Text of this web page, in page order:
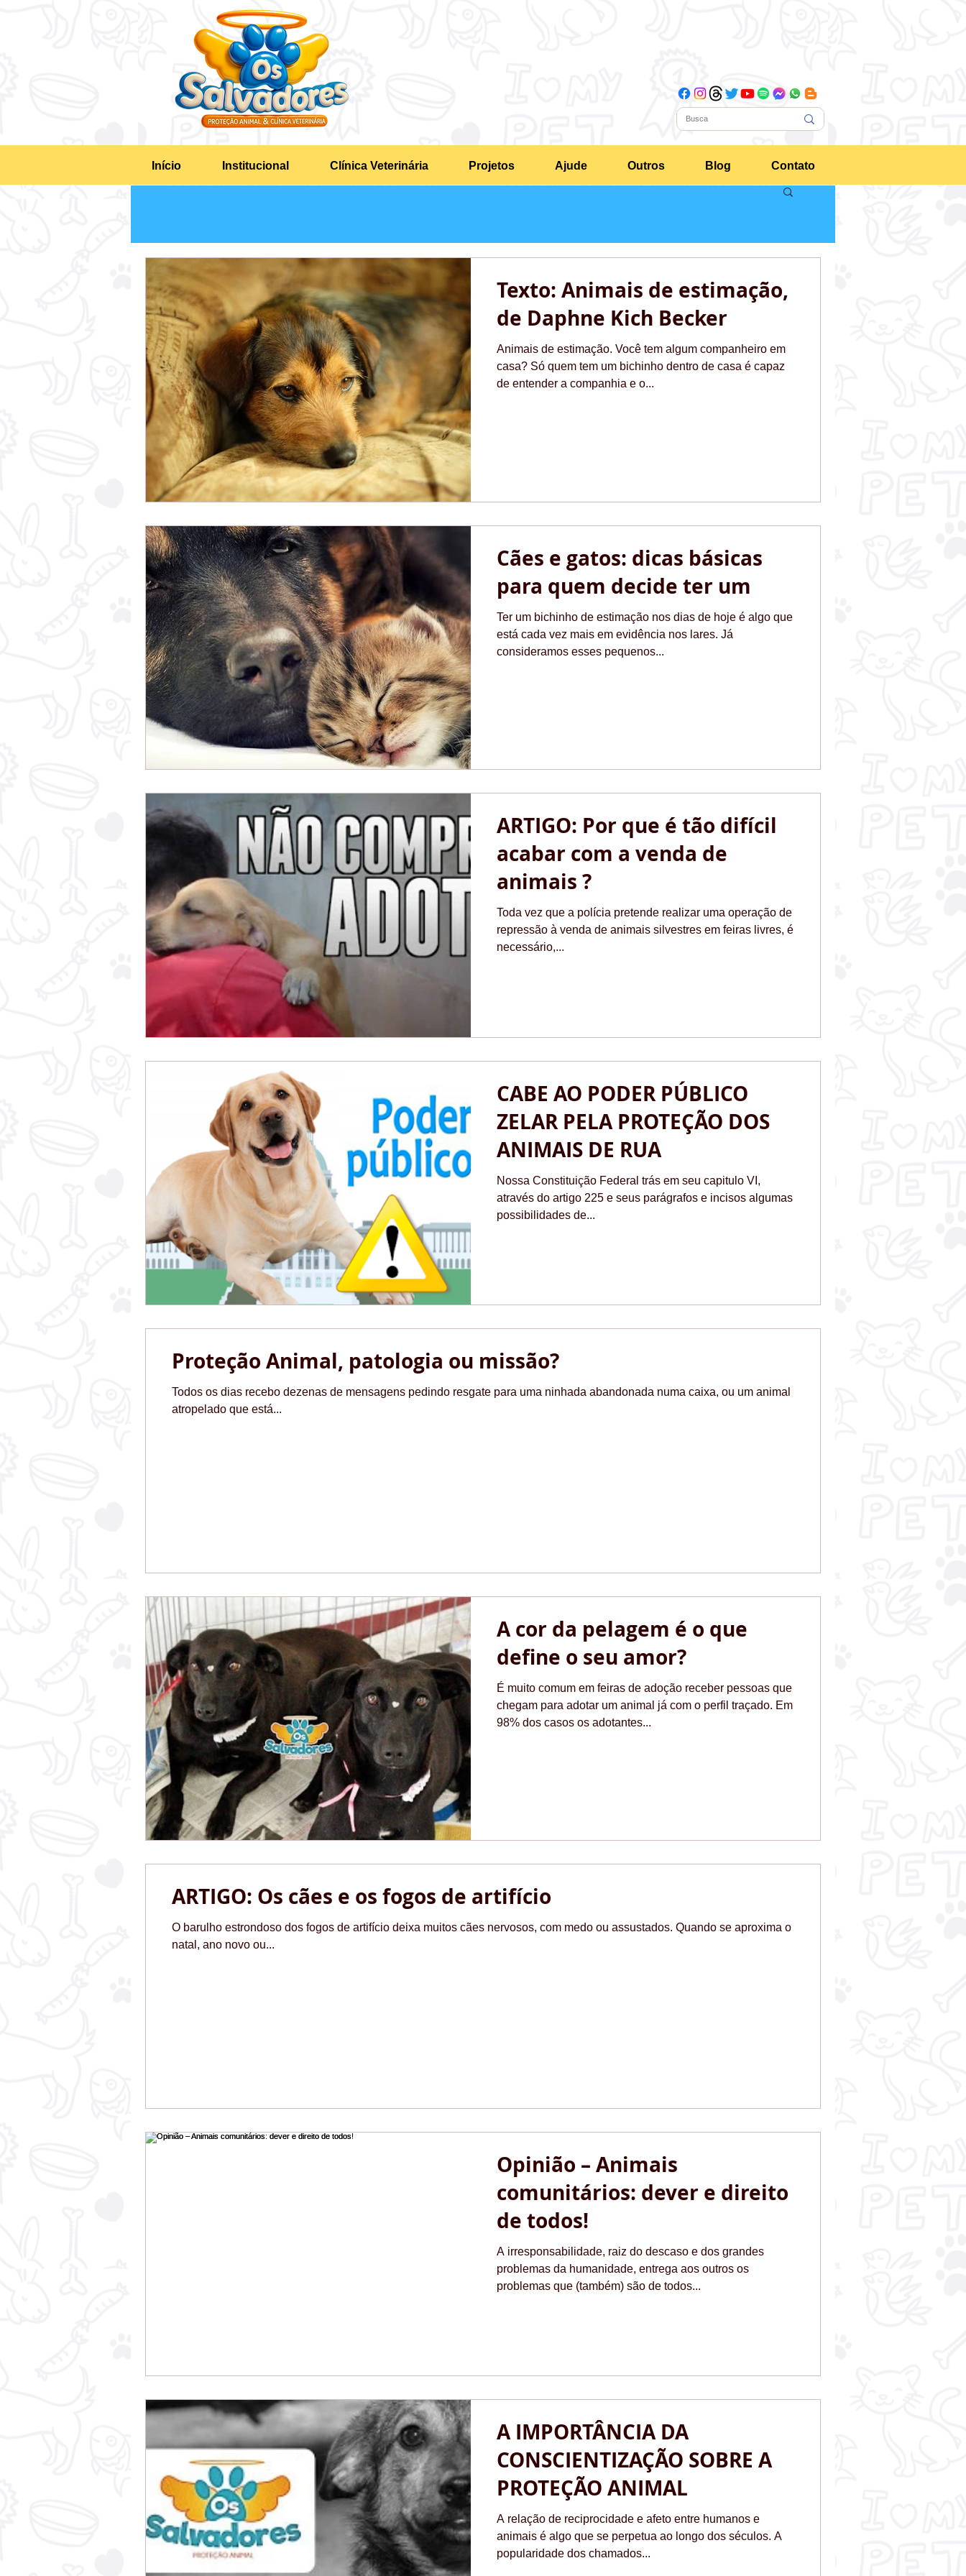
Início Institucional Clínica Veterinária Projetos Ajude Outros Blog Contato
Texto: Animais de estimação,
de Daphne Kich Becker
Animais de estimação. Você tem algum companheiro em
casa? Só quem tem um bichinho dentro de casa é capaz
de entender a companhia e o...
Cães e gatos: dicas básicas
para quem decide ter um
Ter um bichinho de estimação nos dias de hoje é algo que
está cada vez mais em evidência nos lares. Já
consideramos esses pequenos...
ARTIGO: Por que é tão difícil
acabar com a venda de
animais ?
Toda vez que a polícia pretende realizar uma operação de
repressão à venda de animais silvestres em feiras livres, é
necessário,...
CABE AO PODER PÚBLICO
ZELAR PELA PROTEÇÃO DOS
ANIMAIS DE RUA
Nossa Constituição Federal trás em seu capitulo VI,
através do artigo 225 e seus parágrafos e incisos algumas
possibilidades de...
Proteção Animal, patologia ou missão?
Todos os dias recebo dezenas de mensagens pedindo resgate para uma ninhada abandonada numa caixa, ou um animal
atropelado que está...
A cor da pelagem é o que
define o seu amor?
É muito comum em feiras de adoção receber pessoas que
chegam para adotar um animal já com o perfil traçado. Em
98% dos casos os adotantes...
ARTIGO: Os cães e os fogos de artifício
O barulho estrondoso dos fogos de artifício deixa muitos cães nervosos, com medo ou assustados. Quando se aproxima o
natal, ano novo ou...
Opinião – Animais
comunitários: dever e direito
de todos!
A irresponsabilidade, raiz do descaso e dos grandes
problemas da humanidade, entrega aos outros os
problemas que (também) são de todos...
A IMPORTÂNCIA DA
CONSCIENTIZAÇÃO SOBRE A
PROTEÇÃO ANIMAL
A relação de reciprocidade e afeto entre humanos e
animais é algo que se perpetua ao longo dos séculos. A
popularidade dos chamados...